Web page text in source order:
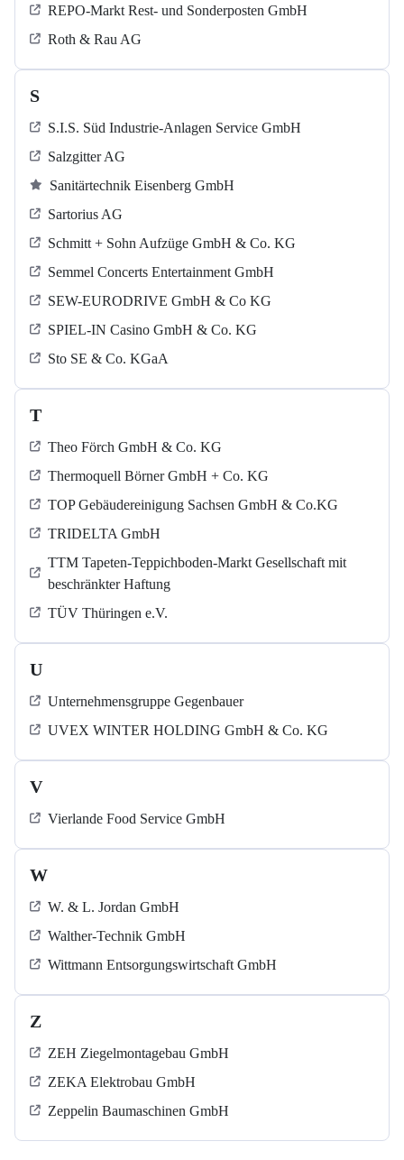
REPO-Markt Rest- und Sonderposten GmbH
Roth & Rau AG
S
S.I.S. Süd Industrie-Anlagen Service GmbH
Salzgitter AG
Sanitärtechnik Eisenberg GmbH
Sartorius AG
Schmitt + Sohn Aufzüge GmbH & Co. KG
Semmel Concerts Entertainment GmbH
SEW-EURODRIVE GmbH & Co KG
SPIEL-IN Casino GmbH & Co. KG
Sto SE & Co. KGaA
T
Theo Förch GmbH & Co. KG
Thermoquell Börner GmbH + Co. KG
TOP Gebäudereinigung Sachsen GmbH & Co.KG
TRIDELTA GmbH
TTM Tapeten-Teppichboden-Markt Gesellschaft mit
beschränkter Haftung
TÜV Thüringen e.V.
U
Unternehmensgruppe Gegenbauer
UVEX WINTER HOLDING GmbH & Co. KG
V
Vierlande Food Service GmbH
W
W. & L. Jordan GmbH
Walther-Technik GmbH
Wittmann Entsorgungswirtschaft GmbH
Z
ZEH Ziegelmontagebau GmbH
ZEKA Elektrobau GmbH
Zeppelin Baumaschinen GmbH